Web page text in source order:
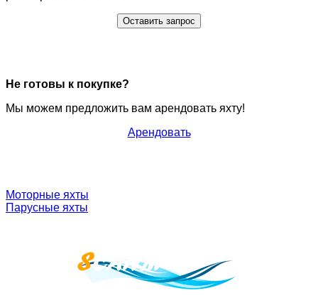
Оставить запрос
Не готовы к покупке?
Мы можем предложить вам арендовать яхту!
Арендовать
Моторные яхты
Парусные яхты